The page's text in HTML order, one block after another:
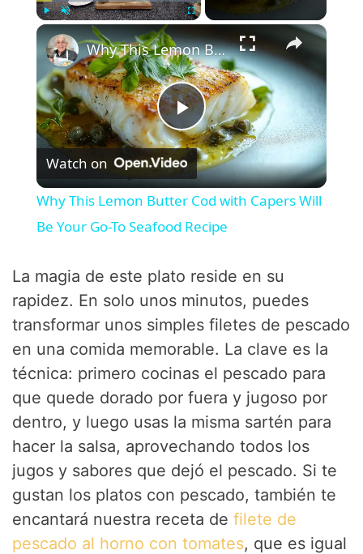
×
P
l
a
y
V
i
d
e
o
Why This Lemon Butter Cod with Capers Will Be Your Go-To Seafood Recipe
Watch on
Why This Lemon Butter Cod with Capers Will
Be Your Go-To Seafood Recipe
La magia de este plato reside en su
rapidez. En solo unos minutos, puedes
transformar unos simples filetes de pescado
en una comida memorable. La clave es la
técnica: primero cocinas el pescado para
que quede dorado por fuera y jugoso por
dentro, y luego usas la misma sartén para
hacer la salsa, aprovechando todos los
jugos y sabores que dejó el pescado. Si te
gustan los platos con pescado, también te
encantará nuestra receta defilete de
pescado al horno con tomates, que es igual